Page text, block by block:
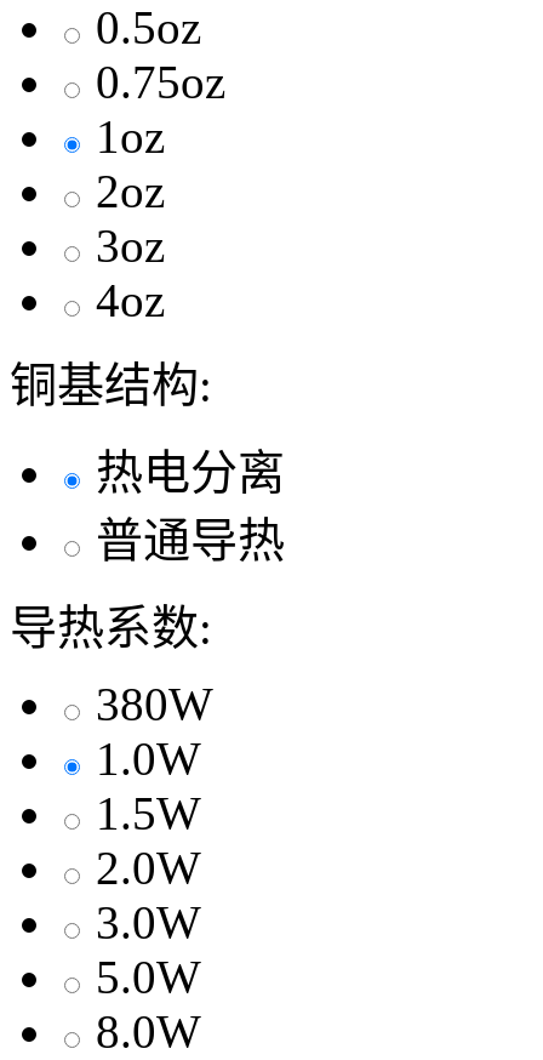
0.5oz
0.75oz
1oz
2oz
3oz
4oz
铜基结构:
热电分离
普通导热
导热系数:
380W
1.0W
1.5W
2.0W
3.0W
5.0W
8.0W